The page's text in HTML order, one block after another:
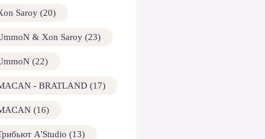
Saroy (20)
& Xon Saroy (23)
(22)
- BRATLAND (17)
(16)
A'Studio (13)